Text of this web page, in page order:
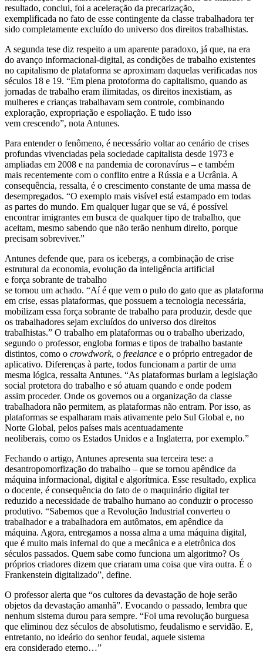
resultado, conclui, foi a aceleração da precarização,
exemplificada no fato de esse contingente da classe trabalhadora ter
sido completamente excluído do universo dos direitos trabalhistas.
A segunda tese diz respeito a um aparente paradoxo, já que, na era
do avanço informacional-digital, as condições de trabalho existentes
no capitalismo de plataforma se aproximam daquelas verificadas nos
séculos 18 e 19. “Em plena protoforma do capitalismo, quando as
jornadas de trabalho eram ilimitadas, os direitos inexistiam, as
mulheres e crianças trabalhavam sem controle, combinando
exploração, expropriação e espoliação. E tudo isso
vem crescendo”, nota Antunes.
Para entender o fenômeno, é necessário voltar ao cenário de crises
profundas vivenciadas pela sociedade capitalista desde 1973 e
ampliadas em 2008 e na pandemia de coronavírus – e também
mais recentemente com o conflito entre a Rússia e a Ucrânia. A
consequência, ressalta, é o crescimento constante de uma massa de
desempregados. “O exemplo mais visível está estampado em todas
as partes do mundo. Em qualquer lugar que se vá, é possível
encontrar imigrantes em busca de qualquer tipo de trabalho, que
aceitam, mesmo sabendo que não terão nenhum direito, porque
precisam sobreviver.”
Antunes defende que, para os icebergs, a combinação de crise
estrutural da economia, evolução da inteligência artificial
e força sobrante de trabalho
se tornou um achado. “Aí é que vem o pulo do gato que as
em crise, essas plataformas, que possuem a tecnologia necessária,
mobilizam essa força sobrante de trabalho para produzir, desde que
os trabalhadores sejam excluídos do universo dos direitos
trabalhistas.” O trabalho em plataformas ou o trabalho uberizado,
segundo o professor, engloba formas e tipos de trabalho bastante
distintos, como o crowdwork, o freelance e o próprio entregador de
aplicativo. Diferenças à parte, todos funcionam a partir de uma
mesma lógica, ressalta Antunes. “As plataformas burlam a legislação
social protetora do trabalho e só atuam quando e onde podem
assim proceder. Onde os governos ou a organização da classe
trabalhadora não permitem, as plataformas não entram. Por isso, as
plataformas se espalharam mais ativamente pelo Sul Global e, no
Norte Global, pelos países mais acentuadamente
neoliberais, como os Estados Unidos e a Inglaterra, por exemplo.”
Fechando o artigo, Antunes apresenta sua terceira tese: a
desantropomorfização do trabalho – que se tornou apêndice da
máquina informacional, digital e algorítmica. Esse resultado, explica
o docente, é consequência do fato de o maquinário digital ter
reduzido a necessidade de trabalho humano ao conduzir o processo
produtivo. “Sabemos que a Revolução Industrial converteu o
trabalhador e a trabalhadora em autômatos, em apêndice da
máquina. Agora, entregamos a nossa alma a uma máquina digital,
que é muito mais infernal do que a mecânica e a eletrônica dos
séculos passados. Quem sabe como funciona um algoritmo? Os
próprios criadores dizem que criaram uma coisa que vira outra. É o
Frankenstein digitalizado”, define.
O professor alerta que “os cultores da devastação de hoje serão
objetos da devastação amanhã”. Evocando o passado, lembra que
nenhum sistema durou para sempre. “Foi uma revolução burguesa
que eliminou dez séculos de absolutismo, feudalismo e servidão. E,
entretanto, no ideário do senhor feudal, aquele sistema
era considerado eterno…”